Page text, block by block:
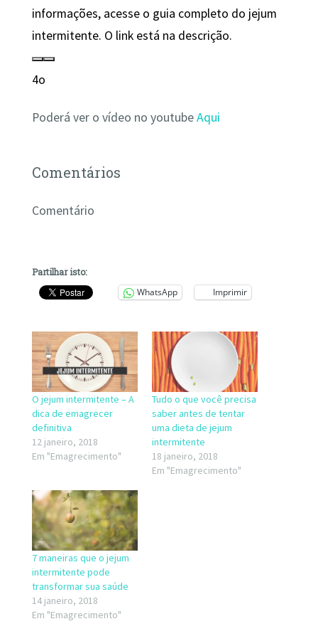
informações, acesse o guia completo do jejum
intermitente. O link está na descrição.
4o
Poderá ver o vídeo no youtubeAqui
Comentários
Comentário
Partilhar isto:
WhatsApp Imprimir
O jejum intermitente – A
dica de emagrecer
definitiva
12 janeiro, 2018
Em "Emagrecimento"
Tudo o que você precisa
saber antes de tentar
uma dieta de jejum
intermitente
18 janeiro, 2018
Em "Emagrecimento"
7 maneiras que o jejum
intermitente pode
transformar sua saúde
14 janeiro, 2018
Em "Emagrecimento"